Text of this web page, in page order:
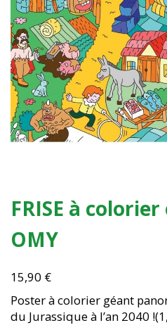
FRISE à
OMY
15,90 €
Poster à colorier géant
du Jurassique à l’an 2040